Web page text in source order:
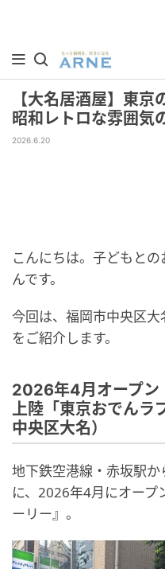
【大名居酒屋】東京
昭和レトロな雰囲気
2026.6.20
こんにちは。子どもと
んです。
今回は、福岡市中央区
をご紹介します。
2026年4月オープン
上陸「東京おでんラ
中央区大名）
地下鉄空港線・赤坂駅
に、2026年4月にオープ
ーリー』。